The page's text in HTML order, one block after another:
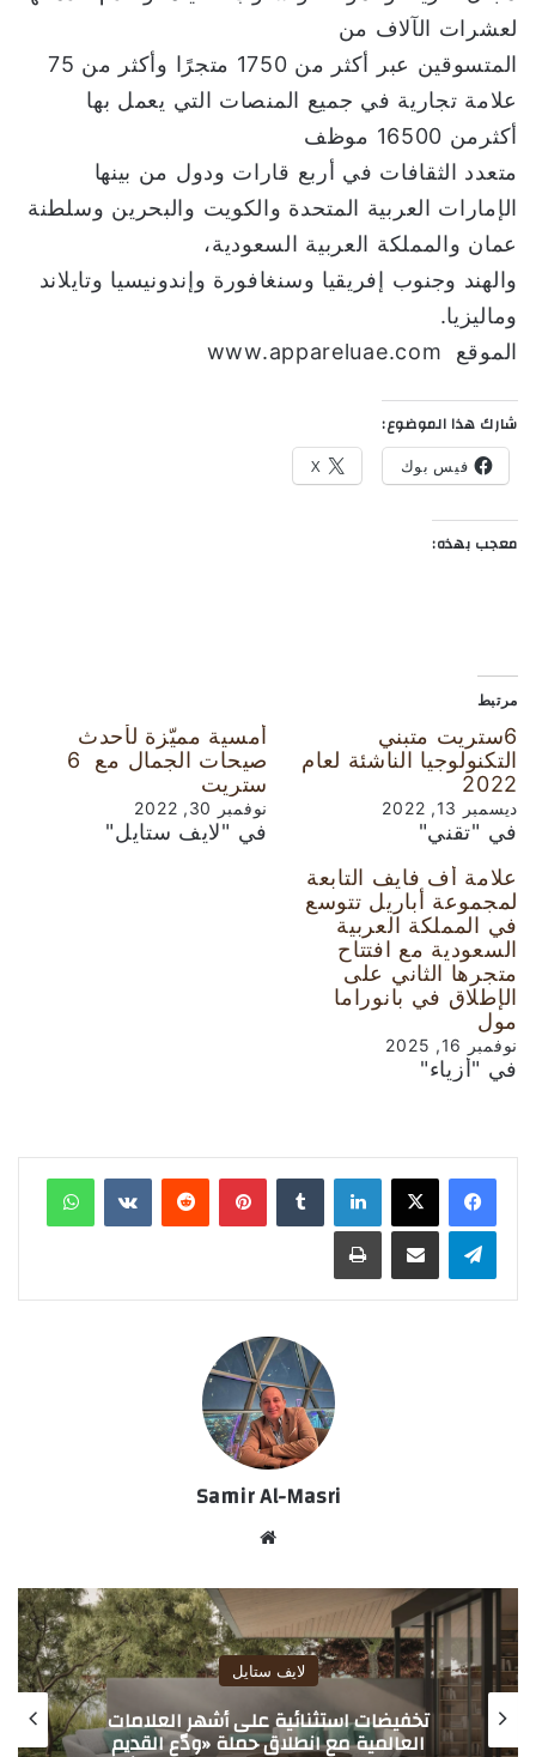
لعشرات الآلاف من
المتسوقين عبر أكثر من 1750 متجرًا وأكثر من 75
علامة تجارية في جميع المنصات التي يعمل بها
أكثرمن 16500 موظف
متعدد الثقافات في أربع قارات ودول من بينها
الإمارات العربية المتحدة والكويت والبحرين وسلطنة
عمان والمملكة العربية السعودية،
والهند وجنوب إفريقيا وسنغافورة وإندونيسيا وتايلاند
وماليزيا.
الموقع www.appareluae.com
شارك هذا الموضوع:
فيس بوك X
معجب بهذه:
مرتبط
6ستريت متبني
التكنولوجيا الناشئة لعام
2022
ديسمبر 13, 2022
في "تقني"
أُمسية مميّزة لأحدث
صيحات الجمال مع 6
ستريت
نوفمبر 30, 2022
في "لايف ستايل"
علامة أف فايف التابعة
لمجموعة أباريل تتوسع
في المملكة العربية
السعودية مع افتتاح
متجرها الثاني على
الإطلاق في بانوراما
مول
نوفمبر 16, 2025
في "أزياء"
لينكدإن بينتيريست
Samir Al-Masri
الوي
ب
Lifestyle
FITCODE opens flagship premium mixed
health club at Q-East, the new luxury